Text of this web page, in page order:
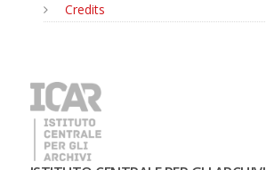
Credits